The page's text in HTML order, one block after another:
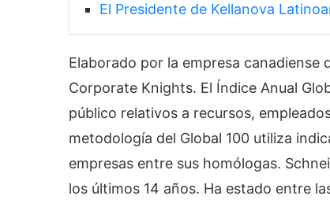
El Presidente de Kellanova
Elaborado por la empresa
Corporate Knights. El Índice Anual
público relativos a recursos,
metodología del Global 100 utiliza
empresas entre sus homólogas.
los últimos 14 años. Ha estado entre